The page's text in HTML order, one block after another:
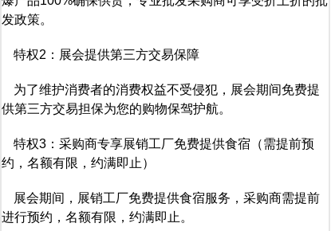
发政策。
特权2：展会提供第三方交易保障
为了维护消费者的消费权益不受侵犯，展会期间免费提
供第三方交易担保为您的购物保驾护航。
特权3：采购商专享展销工厂免费提供食宿（需提前预
约，名额有限，约满即止）
展会期间，展销工厂免费提供食宿服务，采购商需提前
进行预约，名额有限，约满即止。